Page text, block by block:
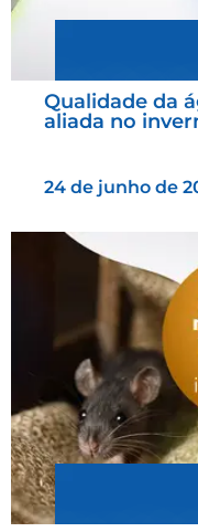
Qualidade da
aliada no
24 de junho de